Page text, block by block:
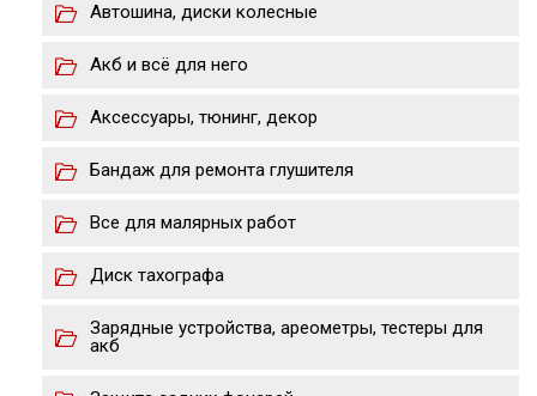
Автошина, диски колесные
Акб и всё для него
Аксессуары, тюнинг, декор
Бандаж для ремонта глушителя
Все для малярных работ
Диск тахографа
Зарядные устройства, ареометры, тестеры для
акб